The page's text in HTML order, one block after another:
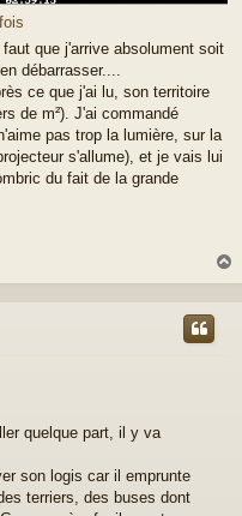
que j'arrive absolument soit
débarrasser....
ce que j'ai lu, son territoire
de m²). J'ai commandé
pas trop la lumière, sur la
s'allume), et je vais lui
du fait de la grande
a
quelque part, il y va
son logis car il emprunte
terriers, des buses dont